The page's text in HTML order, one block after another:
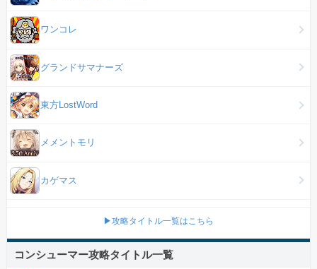
ワンコレ
グランドサマナーズ
東方LostWord
メメントモリ
カゲマス
▶攻略タイトル一覧はこちら
コンシューマー攻略タイトル一覧